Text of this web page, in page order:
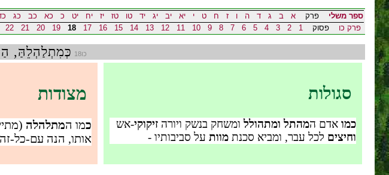
ספר משלי פרק א ב ג ד ה ו ז ח ט י יא יב יג יד טו טז יז יח יט כ כא כב כג
פרק כו פסוק 1
2
3
4
5
6
7
8
9
10
11
12
13
14
15
16
17
18
19
20
21
22
כו18 כְּמִתְלַהְלֵהַּ,
סגולות
כמו אדם המהתל ומתהולל ומשחק בנשק ויורה זיקוקי-אש
וחיצים לכל עבר, ומביא סכנת מוות על סביבותיו -
מצודות
כמו המתלהלה
אותו, הנה עם-כל-זה